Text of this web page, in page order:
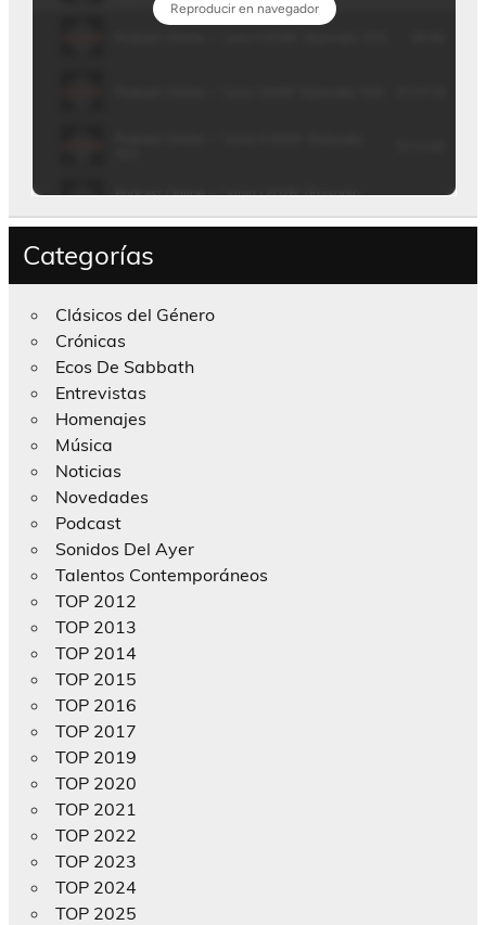
Categorías
Clásicos del Género
Crónicas
Ecos De Sabbath
Entrevistas
Homenajes
Música
Noticias
Novedades
Podcast
Sonidos Del Ayer
Talentos Contemporáneos
TOP 2012
TOP 2013
TOP 2014
TOP 2015
TOP 2016
TOP 2017
TOP 2019
TOP 2020
TOP 2021
TOP 2022
TOP 2023
TOP 2024
TOP 2025